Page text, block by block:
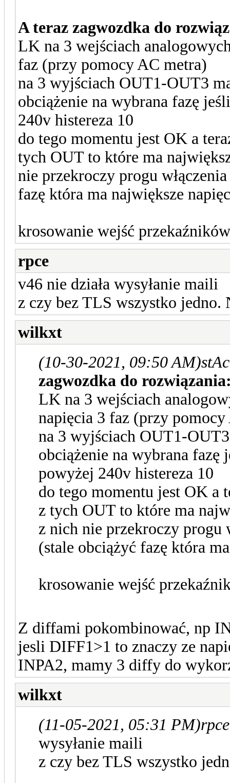
A teraz zagwozdka do
LK na 3 wejściach
faz (przy pomocy AC metra)
na 3 wyjściach OUT1-OUT3
obciążenie na wybrana fazę
240v histereza 10
do tego momentu jest OK a
tych OUT to które ma
nie przekroczy progu
fazę która ma największe
krosowanie wejść
rpce
v46 nie działa wysyłanie maili
z czy bez TLS wszystko jedno.
wilkxt
(10-30-2021, 09:50 AM)
zagwozdka do
LK na 3 wejściach
napięcia 3 faz (przy
na 3 wyjściach OUT1-
obciążenie na wybrana fazę
powyżej 240v histereza 10
do tego momentu jest OK a
z tych OUT to które ma
z nich nie przekroczy progu
(stale obciążyć fazę która
krosowanie wejść
Z diffami pokombinować, np
jesli DIFF1>1 to znaczy ze
INPA2, mamy 3 diffy do
wilkxt
(11-05-2021, 05:31 PM)
wysyłanie maili
z czy bez TLS wszystko